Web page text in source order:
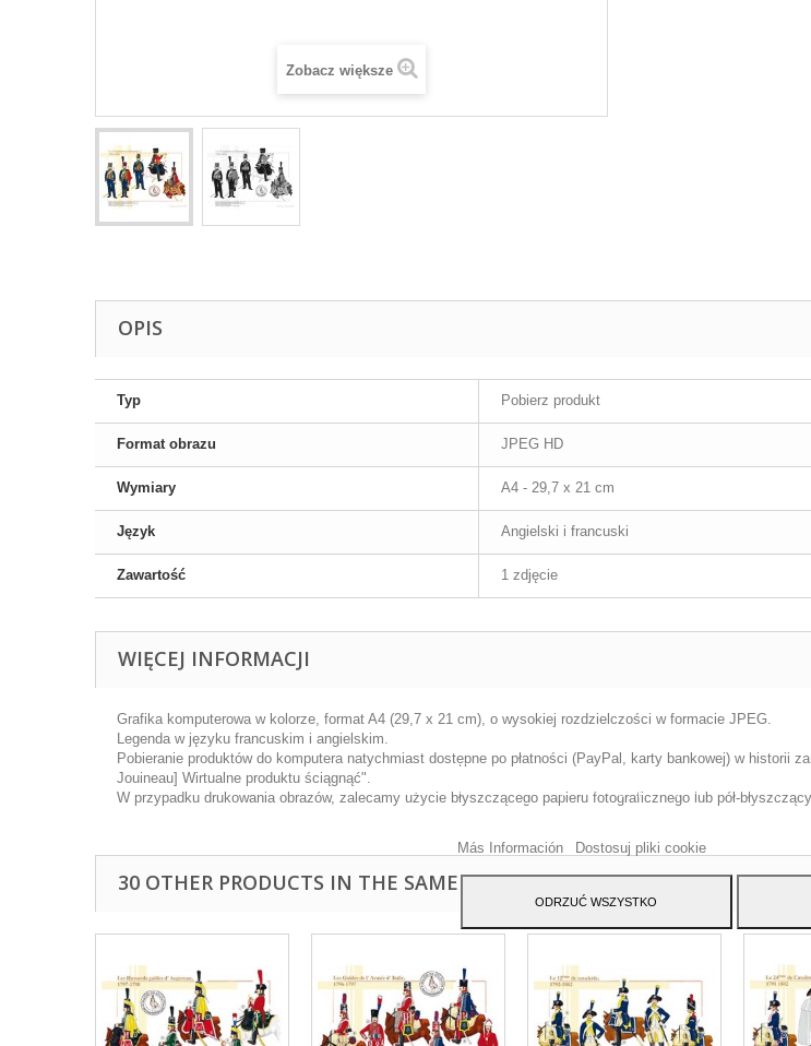
Zobacz większe
OPIS
Typ Pobierz produkt
Format obrazu JPEG HD
Wymiary A4 - 29,7 x 21 cm
Język Angielski i francuski
Zawartość 1 zdjęcie
WIĘCEJ INFORMACJI
Grafika komputerowa w kolorze, format A4 (29,7 x 21 cm), o wysokiej rozdzielczości w formacie JPEG.
Legenda w języku francuskim i angielskim.
Pobieranie produktów do komputera natychmiast dostępne po płatności (PayPal, karty bankowej) w historii
Jouineau] Wirtualne produktu ściągnąć".
W przypadku drukowania obrazów, zalecamy użycie błyszczącego papieru fotograficznego lub pół-
30 OTHER PRODUCTS IN THE SAME CATEGORY:
Ta witryna korzysta z w?asnych plików cookie i plików
ulepszenia naszych us?ug i pokazywa? Ci reklamy
analizuj?c Twoje nawyki nawigacja. Aby wyrazi? zgod?
Más Información
Dostosuj pliki cookie
ODRZUĆ WSZYSTKO